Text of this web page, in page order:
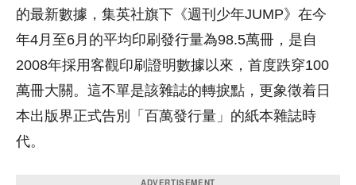
的最新數據，集英社旗下《週刊少年JUMP》在今
年4月至6月的平均印刷發行量為98.5萬冊，是自
2008年採用客觀印刷證明數據以來，首度跌穿100
萬冊大關。這不單是該雜誌的轉捩點，更象徵着日
本出版界正式告別「百萬發行量」的紙本雜誌時
代。